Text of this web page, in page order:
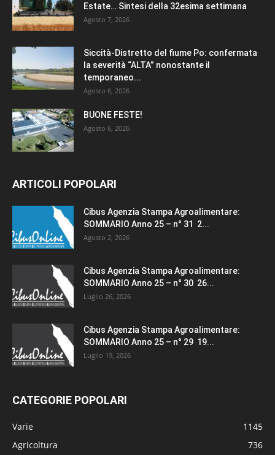
Estate… Sintesi della 32esima settimana
Agosto 7, 2026
Siccità-Distretto del fiume Po: confermata
la severità “ALTA” nonostante il
temporaneo...
Agosto 6, 2026
BUONE FESTE!
Agosto 6, 2026
ARTICOLI POPOLARI
Cibus Agenzia Stampa Agroalimentare:
SOMMARIO Anno 25 – n° 31 2...
Agosto 2, 2026
Cibus Agenzia Stampa Agroalimentare:
SOMMARIO Anno 25 – n° 30 26...
Luglio 26, 2026
Cibus Agenzia Stampa Agroalimentare:
SOMMARIO Anno 25 – n° 29 19...
Luglio 19, 2026
CATEGORIE POPOLARI
Varie
1145
Agricoltura
736